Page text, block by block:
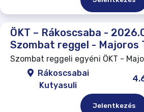
ÖKT – Rákoscsaba -
Szombat reggel - Majoros
Szombat reggeli egyéni ÖKT -
Rákoscsabai
Kutyasuli
Jelentkezés